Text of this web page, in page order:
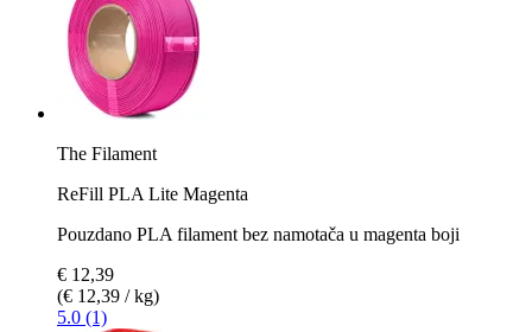
The Filament
ReFill PLA Lite Magenta
Pouzdano PLA filament bez namotača u magenta boji
€ 12,39
(€ 12,39 / kg)
5.0 (1)